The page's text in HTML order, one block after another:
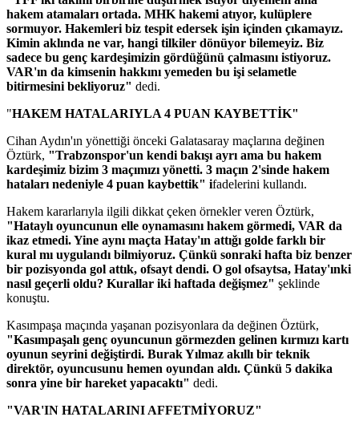
hakem atamaları ortada. MHK hakemi atıyor, kulüplere
sormuyor. Hakemleri biz tespit edersek işin içinden çıkamayız.
Kimin aklında ne var, hangi tilkiler dönüyor bilemeyiz. Biz
sadece bu genç kardeşimizin gördüğünü çalmasını istiyoruz.
VAR'ın da kimsenin hakkını yemeden bu işi selametle
bitirmesini bekliyoruz" dedi.
"HAKEM HATALARIYLA 4 PUAN KAYBETTİK"
Cihan Aydın'ın yönettiği önceki Galatasaray maçlarına değinen
Öztürk, "Trabzonspor'un kendi bakışı ayrı ama bu hakem
kardeşimiz bizim 3 maçımızı yönetti. 3 maçın 2'sinde hakem
hataları nedeniyle 4 puan kaybettik" ifadelerini kullandı.
Hakem kararlarıyla ilgili dikkat çeken örnekler veren Öztürk,
"Hataylı oyuncunun elle oynamasını hakem görmedi, VAR da
ikaz etmedi. Yine aynı maçta Hatay'ın attığı golde farklı bir
kural mı uygulandı bilmiyoruz. Çünkü sonraki hafta biz benzer
bir pozisyonda gol attık, ofsayt dendi. O gol ofsaytsa, Hatay'ınki
nasıl geçerli oldu? Kurallar iki haftada değişmez" şeklinde
konuştu.
Kasımpaşa maçında yaşanan pozisyonlara da değinen Öztürk,
"Kasımpaşalı genç oyuncunun görmezden gelinen kırmızı kartı
oyunun seyrini değiştirdi. Burak Yılmaz akıllı bir teknik
direktör, oyuncusunu hemen oyundan aldı. Çünkü 5 dakika
sonra yine bir hareket yapacaktı" dedi.
"VAR'IN HATALARINI AFFETMİYORUZ"